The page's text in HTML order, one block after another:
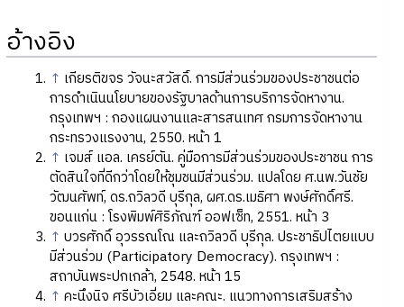
อ้างอิง
↑ เกียรติขจร วัจนะสวัสดิ์. การมีส่วนร่วมของประชาชนต่อ
การดำเนินนโยบายของรัฐบาลด้านการบริการจัดหางาน.
กรุงเทพฯ : กองแผนงานและสารสนเทศ กรมการจัดหางาน
กระทรวงแรงงาน, 2550. หน้า 1
↑ เจมส์ แอล. เครย์ตัน. คู่มือการมีส่วนร่วมของประชาชน การ
ตัดสินใจที่ดีกว่าโดยให้ชุมชนมีส่วนร่วม. แปลโดย ศ.นพ.วันชัย
วัฒนศัพท์, ดร.ถวิลวดี บุรีกุล, ผศ.ดร.เมธิศา พงษ์ศักดิ์ศรี.
ขอนแก่น : โรงพิมพ์ศิริภัณฑ์ ออฟเซ็ท, 2551. หน้า 3
↑ บวรศักดิ์ อุวรรณโณ และถวิลวดี บุรีกุล. ประชาธิปไตยแบบ
มีส่วนร่วม (Participatory Democracy). กรุงเทพฯ :
สถาบันพระปกเกล้า, 2548. หน้า 15
↑ คะนึงนิจ ศรีบัวเอี่ยม และคณะ. แนวทางการเสริมสร้าง